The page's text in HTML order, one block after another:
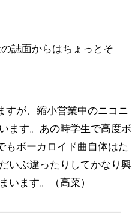
誌面からはちょっとそ
すが、縮小営業中のニコニ
ます。あの時学生で高度ボ
もボーカロイド曲自体はた
いぶ違ったりしてかなり興
います。（高菜）